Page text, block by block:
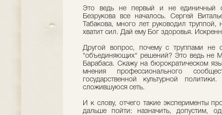
Это ведь не первый и не единичный
Безрукова все началось. Сергей
Табакова, много лет руководил
хватит сил. Дай ему Бог здоровья.
Другой вопрос, почему с труппами не
"объединяющих" решений? Это ведь не
Барабаса. Скажу на бюрократическом
мнения профессионального
государственной культурной
сложившуюся сеть.
И к слову, отчего такие эксперименты
дальше пойти: назначить, допустим,